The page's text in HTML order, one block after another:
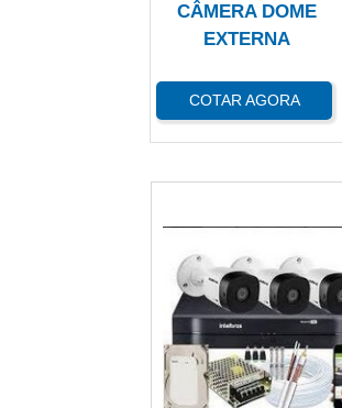
CÂMERA DOME
EXTERNA
COTAR AGORA